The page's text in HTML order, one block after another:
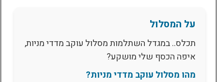
על המסלול
תכלס.. במגדל השתלמות מסלול עוקב מדדי מניות,
איפה הכסף שלי מושקע?
מהו מסלול עוקב מדדי מניות?